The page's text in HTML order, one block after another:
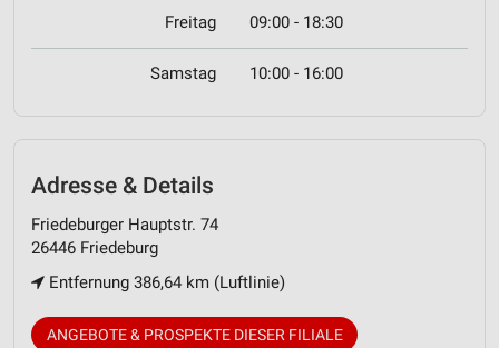
Freitag 09:00 - 18:30
Samstag 10:00 - 16:00
Adresse & Details
Friedeburger Hauptstr. 74
26446 Friedeburg
Entfernung 386,64 km (Luftlinie)
ANGEBOTE & PROSPEKTE DIESER FILIALE